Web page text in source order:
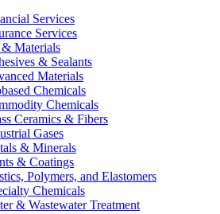
Services
Services
Materials
& Sealants
Materials
Chemicals
Chemicals
Ceramics & Fibers
Gases
& Minerals
& Coatings
Polymers, and Elastomers
Chemicals
& Wastewater Treatment